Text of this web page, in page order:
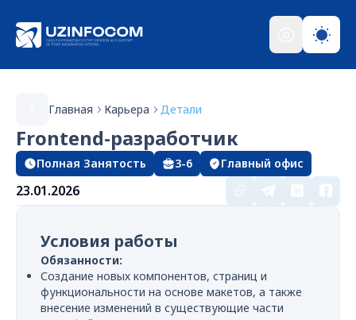
Главная Карьера Детали
Frontend-разработчик
Полная Занятость 3-6 Главный офис
23.01.2026
Условия работы
Обязанности:
Создание новых компонентов, страниц и
функциональности на основе макетов, а также
внесение изменений в существующие части